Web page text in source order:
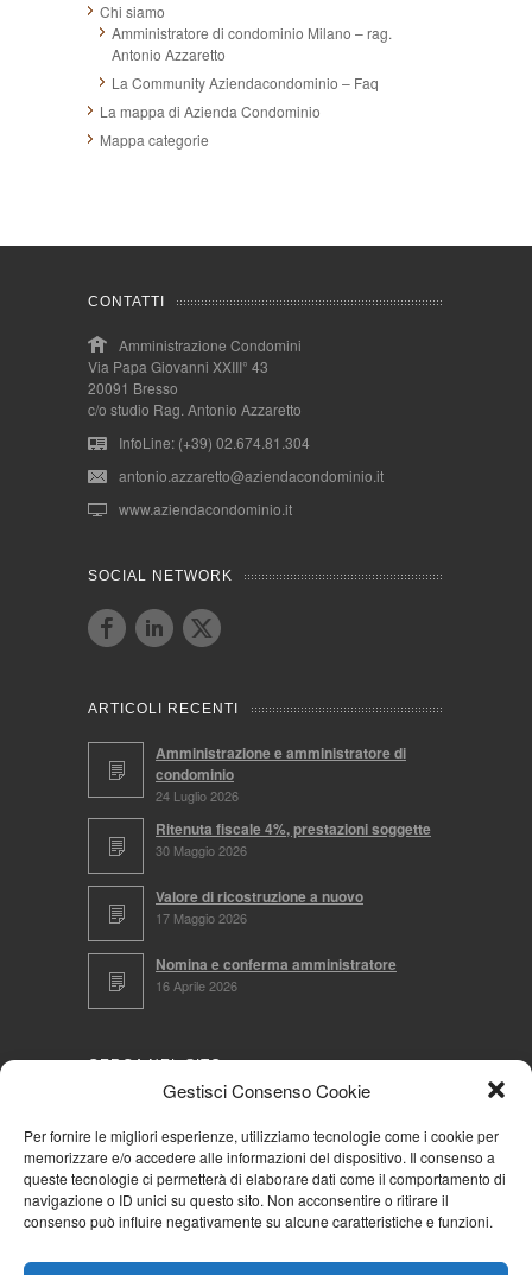
Gestisci Consenso Cookie
Per fornire le migliori esperienze, utilizziamo tecnologie come i cookie per
memorizzare e/o accedere alle informazioni del dispositivo. Il consenso a
queste tecnologie ci permetterà di elaborare dati come il comportamento di
navigazione o ID unici su questo sito. Non acconsentire o ritirare il
consenso può influire negativamente su alcune caratteristiche e funzioni.
Chi siamo
Amministratore di condominio Milano – rag.
Antonio Azzaretto
La Community Aziendacondominio – Faq
La mappa di Azienda Condominio
Mappa categorie
CONTATTI
Amministrazione Condomini
Via Papa Giovanni XXIII° 43
20091 Bresso
c/o studio Rag. Antonio Azzaretto
InfoLine: (+39) 02.674.81.304
antonio.azzaretto@aziendacondominio.it
www.aziendacondominio.it
SOCIAL NETWORK
ARTICOLI RECENTI
Amministrazione e amministratore di
condominio
24 Luglio 2026
Ritenuta fiscale 4%, prestazioni soggette
30 Maggio 2026
Valore di ricostruzione a nuovo
17 Maggio 2026
Nomina e conferma amministratore
16 Aprile 2026
CERCA NEL SITO
NAVIGA PER
Mappa completa
Cookie Policy (UE)